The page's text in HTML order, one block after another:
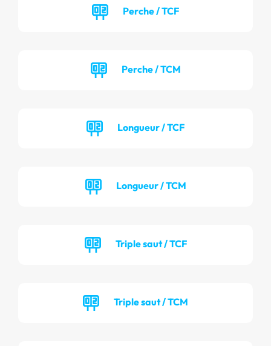
Perche / TCF
Perche / TCM
Longueur / TCF
Longueur / TCM
Triple saut / TCF
Triple saut / TCM